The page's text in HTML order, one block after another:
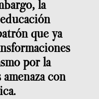
la
que ya
por la
con